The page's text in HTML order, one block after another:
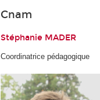
Cnam
Stéphanie MADER
Coordinatrice pédagogique